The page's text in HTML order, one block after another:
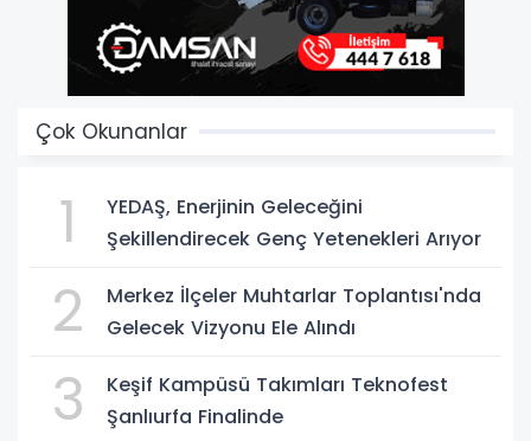
Çok Okunanlar
1
YEDAŞ, Enerjinin Geleceğini
Şekillendirecek Genç Yetenekleri Arıyor
2
Merkez İlçeler Muhtarlar Toplantısı'nda
Gelecek Vizyonu Ele Alındı
3
Keşif Kampüsü Takımları Teknofest
Şanlıurfa Finalinde